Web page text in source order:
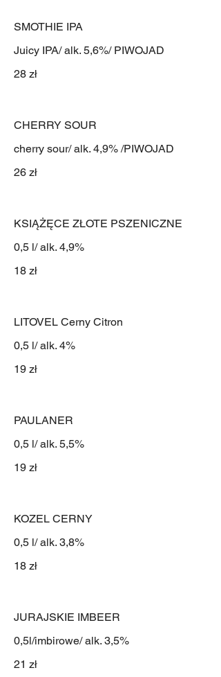
SMOTHIE IPA
Juicy IPA/ alk. 5,6%/ PIWOJAD
28 zł
CHERRY SOUR
cherry sour/ alk. 4,9% /PIWOJAD
26 zł
KSIĄŻĘCE ZŁOTE PSZENICZNE
0,5 l/ alk. 4,9%
18 zł
LITOVEL Cerny Citron
0,5 l/ alk. 4%
19 zł
PAULANER
0,5 l/ alk. 5,5%
19 zł
KOZEL CERNY
0,5 l/ alk. 3,8%
18 zł
JURAJSKIE IMBEER
0,5l/imbirowe/ alk. 3,5%
21 zł